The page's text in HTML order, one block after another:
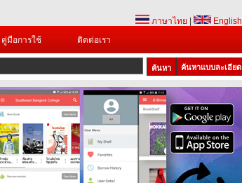
ภาษาไทย
English
คู่มือการใช้ ติดต่อเรา
ค้นหาแบบละเอียด